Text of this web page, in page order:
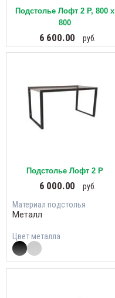
Подстолье Лофт 2 Р, 800 х
800
6 600.00 руб.
Подстолье Лофт 2 Р
6 000.00
руб.
Материал подстолья
Металл
Цвет металла